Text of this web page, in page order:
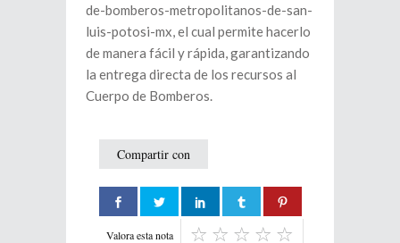
de-bomberos-metropolitanos-de-san-
luis-potosi-mx, el cual permite hacerlo
de manera fácil y rápida, garantizando
la entrega directa de los recursos al
Cuerpo de Bomberos.
Compartir con
Valora esta nota